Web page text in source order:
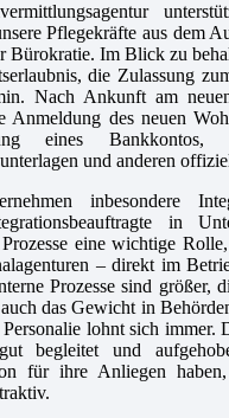
Pflegekräfte aus dem
Bürokratie. Im Blick zu
die Zulassung
Nach Ankunft am
des neuen
eines Bankkontos,
und anderen
inbesondere
in
eine wichtige
– direkt im
Prozesse sind größer,
das Gewicht in
lohnt sich immer.
begleitet und
für ihre Anliegen